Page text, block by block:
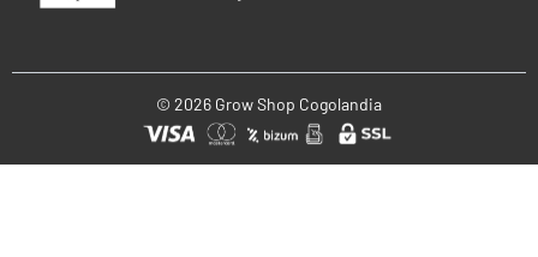
Índica predominante
© 2026 Grow Shop Cogolandia